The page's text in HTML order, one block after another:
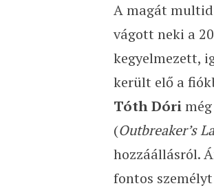
A magát
vágott neki a
kegyelmezett,
került elő a
Tóth Dóri
(Outbreaker’s
hozzáállásról.
fontos